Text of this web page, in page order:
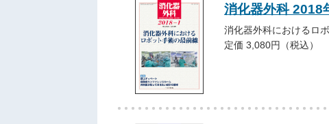
消化器外科 2018
消化器外科におけるロ
定価 3,080円（税込）